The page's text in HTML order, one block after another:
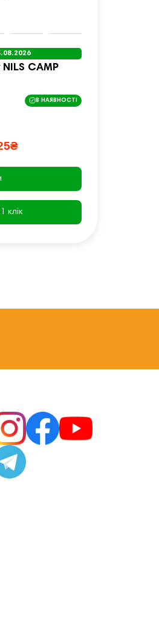
CAMP
В НАЯВНОСТІ
клік